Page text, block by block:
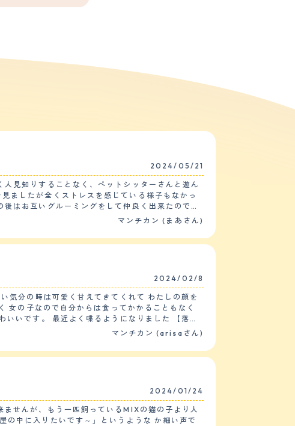
2024/05/21
見知りすることなく、ペットシッターさんと遊ん
ましたが全くストレスを感じている様子もなかっ
、３回は家の端から端まで走り回ってストレスを
ます。家の中は比較的広くを走りまわっていま
は行っておりませんので、投薬も必要はありませ
マンチカン (まあさん)
2024/02/8
マンチカン (arisaさん)
2024/01/24
せんが、もう一匹飼っているMIXの猫の子より人
の中に入りたいです～」というような か細い声で